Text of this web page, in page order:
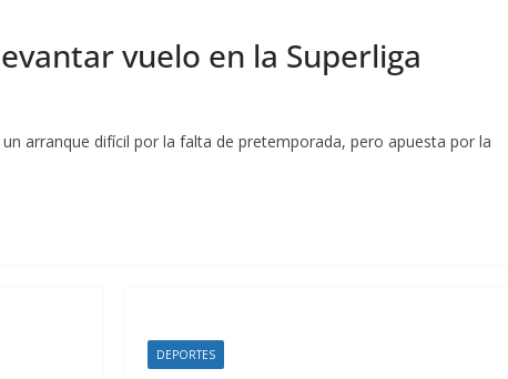
vuelo en la Superliga
arranque difícil por la falta de pretemporada, pero apuesta por la
DEPORTES